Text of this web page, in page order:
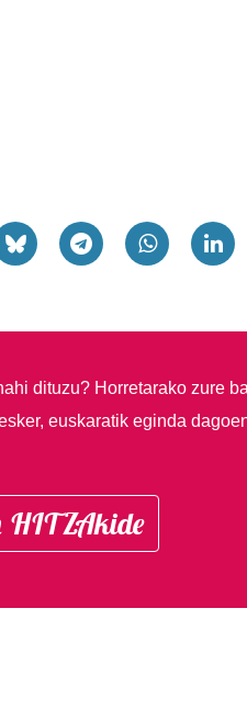
dituzu? Horretarako zure
euskaratik eginda
HITZAkide